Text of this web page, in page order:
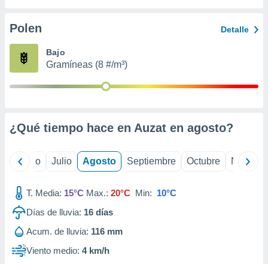
e
mediante
publicidad
publicidad
1199
Polen Detalle
Bajo
Gramíneas (8 #/m³)
¿Qué tiempo hace en Auzat en agosto?
Junio Julio Agosto Septiembre Octubre
T. Media: 15°C Max.: 20°C Min: 10°C
Días de lluvia: 16 días
Acum. de lluvia: 116 mm
Viento medio: 4 km/h